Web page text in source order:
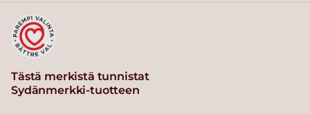
Tästä merkistä tunnistat
Sydänmerkki-tuotteen